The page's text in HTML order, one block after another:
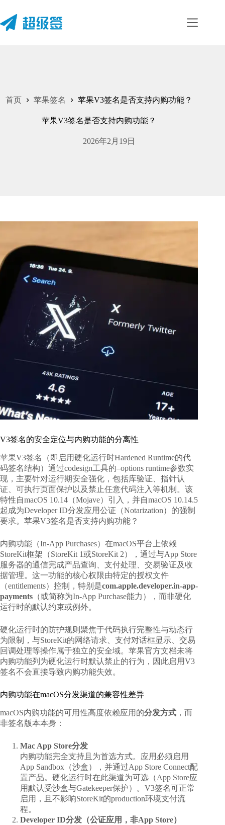
内
首页 苹果签名 苹果V3签名是否支持内购功能？
苹果V3签名是否支持内购功能？
2026年2月19日
V3签名的安全定位与内购功能的分离性
苹果V3签名（即启用硬化运行时Hardened Runtime的代
码签名结构）通过codesign工具的–options runtime参数实
现，主要针对运行期安全强化，包括库验证、指针认
证、可执行页面保护以及禁止任意代码注入等机制。该
特性自macOS 10.14（Mojave）引入，并自macOS 10.14.5
起成为Developer ID分发应用公证（Notarization）的强制
要求。 苹果V3签名是否支持内购功能 ？
内购功能（In-App Purchases）在macOS平台上依赖
StoreKit框架（StoreKit 1或StoreKit 2），通过与App Store
服务器的通信完成产品查询、支付处理、交易验证及收
据管理。这一功能的核心权限由特定的授权文件
（entitlements）控制，特别是com.apple.developer.in-app-
payments （或简称为In-App Purchase能力），而非硬化
运行时的默认约束或例外。
硬化运行时的防护规则聚焦于代码执行完整性与动态行
为限制，与StoreKit的网络请求、支付对话框显示、交易
回调处理等操作属于独立的安全域。苹果官方文档未将
内购功能列为硬化运行时默认禁止的行为，因此启用V3
签名不会直接导致内购功能失效。
内购功能在macOS分发渠道的兼容性差异
macOS内购功能的可用性高度依赖应用的分发方式 ，而
非签名版本本身：
Mac App Store分发
内购功能完全支持且为首选方式。应用必须启用
App Sandbox（沙盒），并通过App Store Connect配
置产品。硬化运行时在此渠道为可选（App Store应
用默认受沙盒与Gatekeeper保护）。V3签名可正常
启用，且不影响StoreKit的production环境支付流
程。
Developer ID分发（公证应用，非App Store）